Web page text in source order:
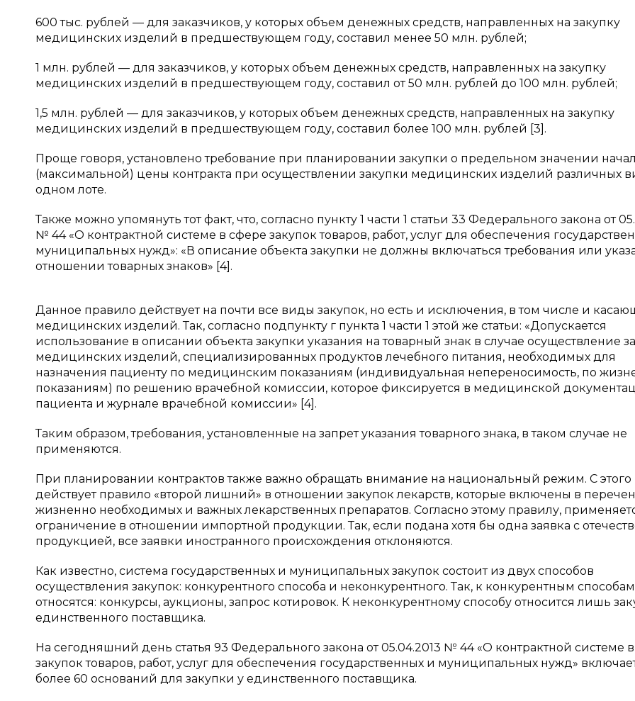
600 тыс. рублей — для заказчиков, у которых объем денежных средств, направленных на закупку
медицинских изделий в предшествующем году, составил менее 50 млн. рублей;
1 млн. рублей — для заказчиков, у которых объем денежных средств, направленных на закупку
медицинских изделий в предшествующем году, составил от 50 млн. рублей до 100 млн. рублей;
1,5 млн. рублей — для заказчиков, у которых объем денежных средств, направленных на закупку
медицинских изделий в предшествующем году, составил более 100 млн. рублей [3].
Проще говоря, установлено требование при планировании закупки о предельном значении
(максимальной) цены контракта при осуществлении закупки медицинских изделий различных
одном лоте.
Также можно упомянуть тот факт, что, согласно пункту 1 части 1 статьи 33 Федерального закона от
№ 44 «О контрактной системе в сфере закупок товаров, работ, услуг для обеспечения
муниципальных нужд»: «В описание объекта закупки не должны включаться требования или
отношении товарных знаков» [4].
Данное правило действует на почти все виды закупок, но есть и исключения, в том числе и
медицинских изделий. Так, согласно подпункту г пункта 1 части 1 этой же статьи: «Допускается
использование в описании объекта закупки указания на товарный знак в случае осуществление
медицинских изделий, специализированных продуктов лечебного питания, необходимых для
назначения пациенту по медицинским показаниям (индивидуальная непереносимость, по
показаниям) по решению врачебной комиссии, которое фиксируется в медицинской
пациента и журнале врачебной комиссии» [4].
Таким образом, требования, установленные на запрет указания товарного знака, в таком случае не
применяются.
При планировании контрактов также важно обращать внимание на национальный режим. С этого
действует правило «второй лишний» в отношении закупок лекарств, которые включены в
жизненно необходимых и важных лекарственных препаратов. Согласно этому правилу,
ограничение в отношении импортной продукции. Так, если подана хотя бы одна заявка с
продукцией, все заявки иностранного происхождения отклоняются.
Как известно, система государственных и муниципальных закупок состоит из двух способов
осуществления закупок: конкурентного способа и неконкурентного. Так, к конкурентным способам
относятся: конкурсы, аукционы, запрос котировок. К неконкурентному способу относится лишь
единственного поставщика.
На сегодняшний день статья 93 Федерального закона от 05.04.2013 № 44 «О контрактной системе
закупок товаров, работ, услуг для обеспечения государственных и муниципальных нужд»
более 60 оснований для закупки у единственного поставщика.